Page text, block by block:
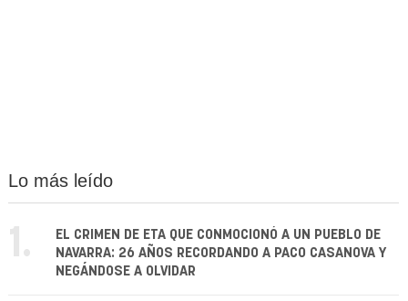
Lo más leído
1.
EL CRIMEN DE ETA QUE CONMOCIONÓ A UN PUEBLO DE
NAVARRA: 26 AÑOS RECORDANDO A PACO CASANOVA Y
NEGÁNDOSE A OLVIDAR